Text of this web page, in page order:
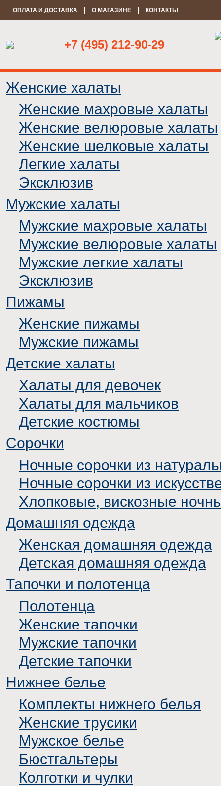
ОПЛАТА И ДОСТАВКА О МАГАЗИНЕ КОНТАКТЫ
+7 (495) 212-90-29
Женские халаты
Женские махровые халаты
Женские велюровые халаты
Женские шелковые халаты
Легкие халаты
Эксклюзив
Мужские халаты
Мужские махровые халаты
Мужские велюровые халаты
Мужские легкие халаты
Эксклюзив
Пижамы
Женские пижамы
Мужские пижамы
Детские халаты
Халаты для девочек
Халаты для мальчиков
Детские костюмы
Сорочки
Ночные сорочки из
Ночные сорочки из
Хлопковые, вискозные
Домашняя одежда
Женская домашняя одежда
Детская домашняя одежда
Тапочки и полотенца
Полотенца
Женские тапочки
Мужские тапочки
Детские тапочки
Нижнее белье
Комплекты нижнего белья
Женские трусики
Мужское белье
Бюстгальтеры
Колготки и чулки